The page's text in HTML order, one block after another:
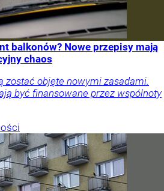
balkonów? Nowe przepisy mają
chaos
zostać objęte nowymi zasadami.
być finansowane przez wspólnoty